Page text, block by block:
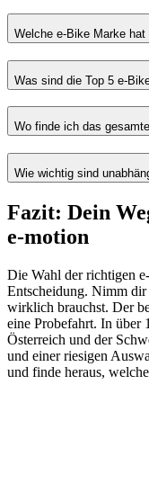
Welche e-Bike Marke
Was sind die Top 5 e-
Wo finde ich das
Wie wichtig sind
Fazit: Dein
e-motion
Die Wahl der richtigen
Entscheidung. Nimm
wirklich brauchst. Der
eine Probefahrt. In über
Österreich und der
und einer riesigen
und finde heraus,